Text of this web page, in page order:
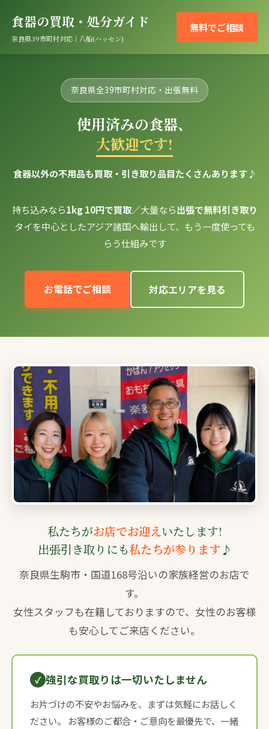
食器の買取・処分ガイド
奈良県39市町村対応｜八船(ハッセン)
無料でご相談
奈良県全39市町村対応・出張無料
使用済みの食器、
大歓迎です!
食器以外の不用品も買取・引き取り品目たくさんあります♪
持ち込みなら1kg 10円で買取／大量なら出張で無料引き取り
タイを中心としたアジア諸国へ輸出して、もう一度使っても
らう仕組みです
お電話でご相談 対応エリアを見る
私たちがお店でお迎えいたします!
出張引き取りにも私たちが参ります♪
奈良県生駒市・国道168号沿いの家族経営のお店で
す。
女性スタッフも在籍しておりますので、女性のお客様
も安心してご来店ください。
強引な買取りは一切いたしません
お片づけの不安やお悩みを、まずは気軽にお話しく
ださい。 お客様のご都合・ご意向を最優先で、一緒